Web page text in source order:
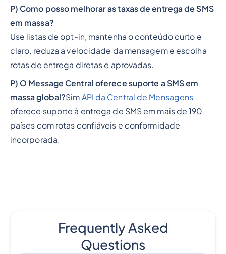
P) Como posso melhorar as taxas de entrega de SMS
em massa?
Use listas de opt-in, mantenha o conteúdo curto e
claro, reduza a velocidade da mensagem e escolha
rotas de entrega diretas e aprovadas.
P) O Message Central oferece suporte a SMS em
massa global?Sim API da Central de Mensagens
oferece suporte à entrega de SMS em mais de 190
países com rotas confiáveis e conformidade
incorporada.
Frequently Asked
Questions